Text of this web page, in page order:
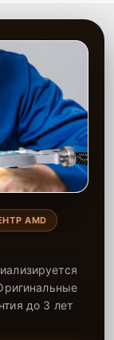
запчасти
и
AMD
до 3 лет